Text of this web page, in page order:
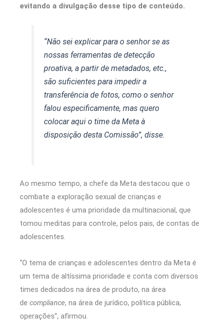
evitando a divulgação desse tipo de conteúdo.
“Não sei explicar para o senhor se as
nossas ferramentas de detecção
proativa, a partir de metadados, etc.,
são suficientes para impedir a
transferência de fotos, como o senhor
falou especificamente, mas quero
colocar aqui o time da Meta à
disposição desta Comissão”, disse.
Ao mesmo tempo, a chefe da Meta destacou que o
combate a exploração sexual de crianças e
adolescentes é uma prioridade da multinacional, que
tomou meditas para controle, pelos pais, de contas de
adolescentes.
“O tema de crianças e adolescentes dentro da Meta é
um tema de altíssima prioridade e conta com diversos
times dedicados na área de produto, na área
de compliance, na área de jurídico, política pública,
operações”, afirmou.